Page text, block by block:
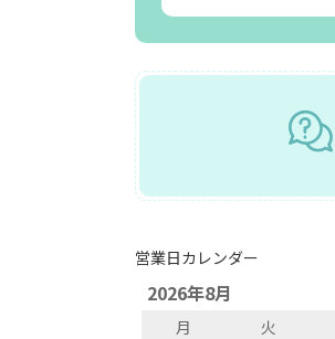
営業日カレンダー
2026年8月
月 火